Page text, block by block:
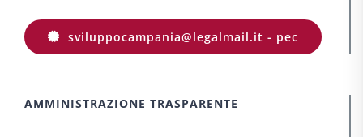
sviluppocampania@legalmail.it - pec
AMMINISTRAZIONE TRASPARENTE